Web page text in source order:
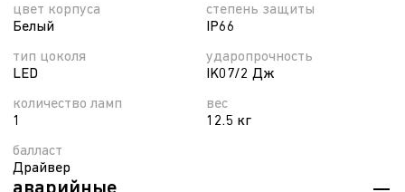
цвет корпуса
Белый
тип цоколя
LED
количество ламп
1
балласт
Драйвер
степень защиты
IP66
ударопрочность
IK07/2 Дж
вес
12.5 кг